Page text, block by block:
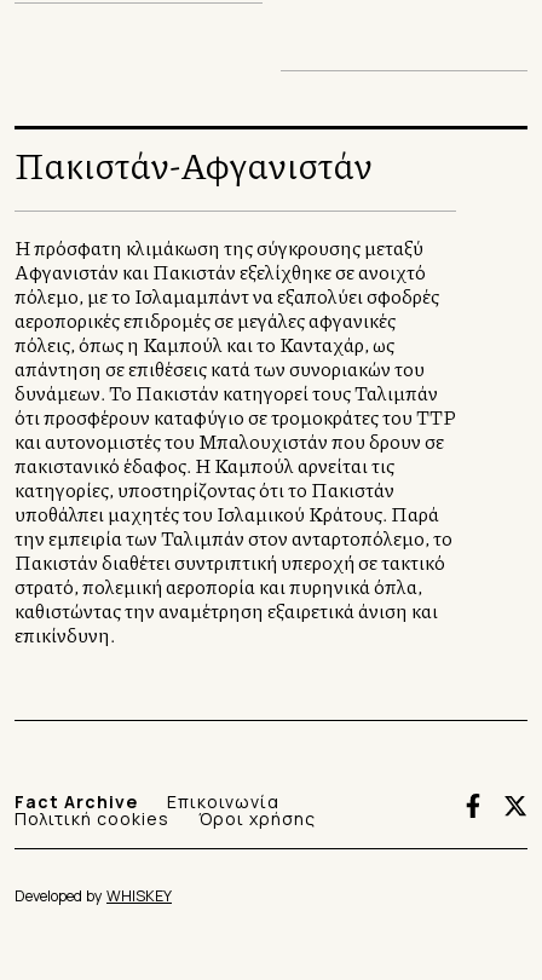
Πακιστάν-Αφγανιστάν
Η πρόσφατη κλιμάκωση της σύγκρουσης μεταξύ
Αφγανιστάν και Πακιστάν εξελίχθηκε σε ανοιχτό
πόλεμο, με το Ισλαμαμπάντ να εξαπολύει σφοδρές
αεροπορικές επιδρομές σε μεγάλες αφγανικές
πόλεις, όπως η Καμπούλ και το Κανταχάρ, ως
απάντηση σε επιθέσεις κατά των συνοριακών του
δυνάμεων. Το Πακιστάν κατηγορεί τους Ταλιμπάν
ότι προσφέρουν καταφύγιο σε τρομοκράτες του TTP
και αυτονομιστές του Μπαλουχιστάν που δρουν σε
πακιστανικό έδαφος. Η Καμπούλ αρνείται τις
κατηγορίες, υποστηρίζοντας ότι το Πακιστάν
υποθάλπει μαχητές του Ισλαμικού Κράτους. Παρά
την εμπειρία των Ταλιμπάν στον ανταρτοπόλεμο, το
Πακιστάν διαθέτει συντριπτική υπεροχή σε τακτικό
στρατό, πολεμική αεροπορία και πυρηνικά όπλα,
καθιστώντας την αναμέτρηση εξαιρετικά άνιση και
επικίνδυνη.
Fact Archive Επικοινωνία
Πολιτική cookies Όροι χρήσης
Developed by WHISKEY